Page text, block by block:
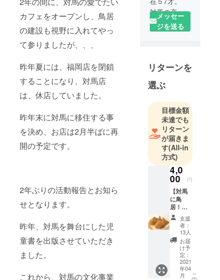
カフェをオープンし、鳥居
の建設も視野に入れてやっ
て参りましたが、、、
昨年夏には、福岡店を閉鎖
することになり、対馬店
は、休店していました。
昨年末に対馬に移住する事
を決め、お店は2月半ばに再
開の予定です。
2年ぶりの活動報告とお知ら
せとなります。
昨年、対馬を舞台にした児
童書を出版させていただき
ました。
これから、対馬の文化事業
対馬の高校
を卒業後、
様々な職業
市で２０１
しま愛ラン
ン。
対馬の情報
発信の拠点
になるべく
様々なこと
を試みてい
メッセー
ジを送る
リターンを
選ぶ
目標金額
未達でも
リターン
が届きま
す(All-in
方式)
4,0
00 円
【対馬
に鳥
居！応
援セッ
ト】1
セット
《商品
内容》
◎みど
りのた
い焼き
シリー
支援
者：
13人
お届
け予
定：
2021
年04
月
こ